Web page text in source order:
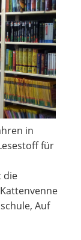
in
für
die
Auf